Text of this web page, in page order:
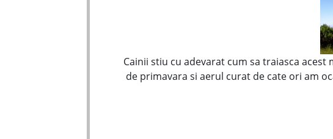
Cainii stiu cu adevarat cum sa traiasca
de primavara si aerul curat de cate ori am